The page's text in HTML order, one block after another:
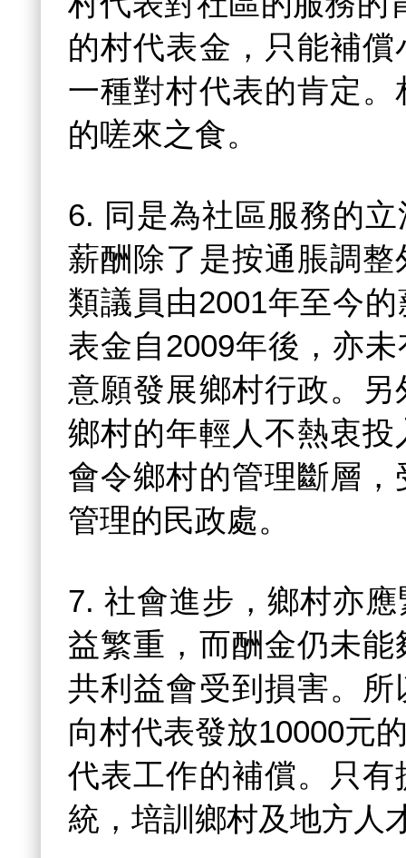
的村代表金，只能補
一種對村代表的肯定
的嗟來之食。
6. 同是為社區服務的
薪酬除了是按通脹調
類議員由2001年至今
表金自2009年後，亦
意願發展鄉村行政。
鄉村的年輕人不熱衷
會令鄉村的管理斷層
管理的民政處。
7. 社會進步，鄉村亦
益繁重，而酬金仍未
共利益會受到損害。
向村代表發放10000元
代表工作的補償。只
統，培訓鄉村及地方人